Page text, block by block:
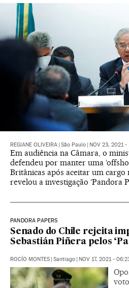
REGIANE OLIVEIRA São Paulo NOV 23, 2021 -
Em audiência na Câmara, o
defendeu por manter uma
Britânicas após aceitar um
revelou a investigação ‘Pandora
PANDORA PAPERS
Senado do Chile rejeita
Sebastián Piñera pelos
ROCÍO MONTES Santiago NOV 17, 2021 -